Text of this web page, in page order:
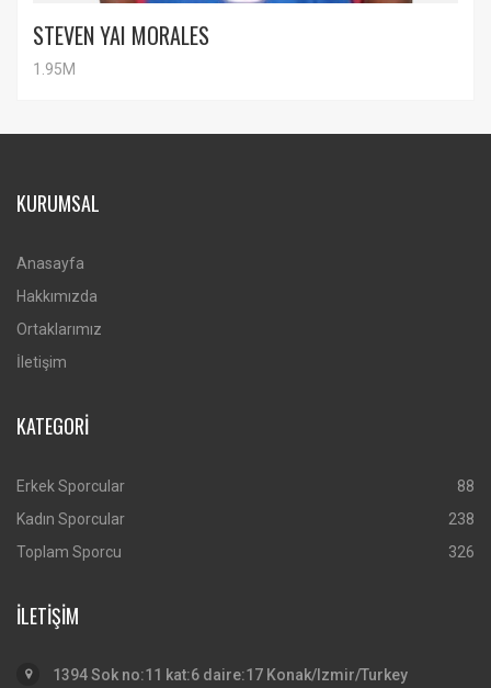
STEVEN YAI MORALES
1.95M
KURUMSAL
Anasayfa
Hakkımızda
Ortaklarımız
İletişim
KATEGORİ
Erkek Sporcular
88
Kadın Sporcular
238
Toplam Sporcu
326
İLETİŞİM
1394 Sok no:11 kat:6 daire:17 Konak/Izmir/Turkey